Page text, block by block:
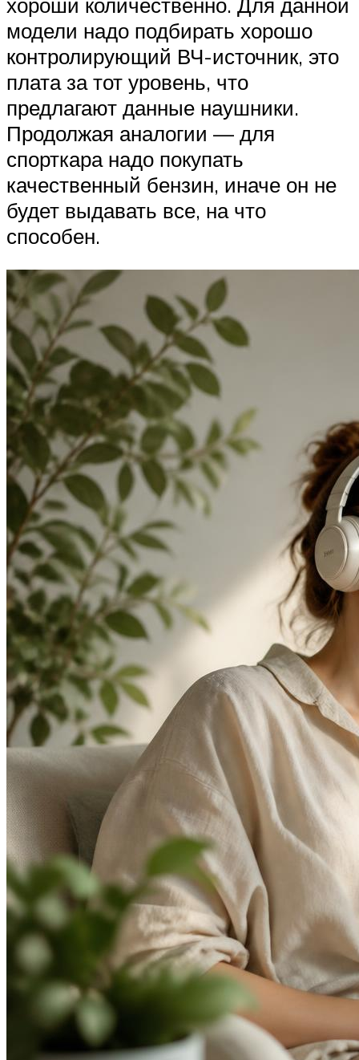
модели надо подбирать хорошо
контролирующий ВЧ-источник, это
плата за тот уровень, что
предлагают данные наушники.
Продолжая аналогии — для
спорткара надо покупать
качественный бензин, иначе он не
будет выдавать все, на что
способен.